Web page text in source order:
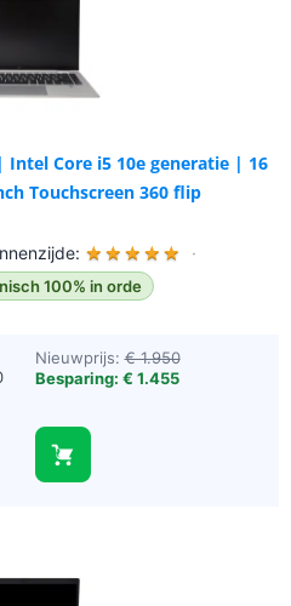
Intel Core i5 10e generatie | 16
Touchscreen 360 flip
★ ★ ★ ★ ★
·
100% in orde
Nieuwprijs:€ 1.950
Besparing: € 1.455